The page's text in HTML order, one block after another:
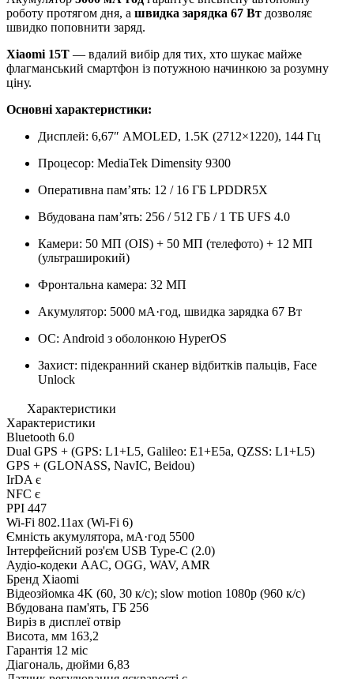
роботу протягом дня, а швидка зарядка 67 Вт дозволяє
швидко поповнити заряд.
Xiaomi 15T — вдалий вибір для тих, хто шукає майже
флагманський смартфон із потужною начинкою за розумну
ціну.
Основні характеристики:
Дисплей: 6,67″ AMOLED, 1.5K (2712×1220), 144 Гц
Процесор: MediaTek Dimensity 9300
Оперативна пам’ять: 12 / 16 ГБ LPDDR5X
Вбудована пам’ять: 256 / 512 ГБ / 1 ТБ UFS 4.0
Камери: 50 МП (OIS) + 50 МП (телефото) + 12 МП
(ультраширокий)
Фронтальна камера: 32 МП
Акумулятор: 5000 мА·год, швидка зарядка 67 Вт
ОС: Android з оболонкою HyperOS
Захист: підекранний сканер відбитків пальців, Face
Unlock
Характеристики
Характеристики
Bluetooth 6.0
Dual GPS + (GPS: L1+L5, Galileo: E1+E5a, QZSS: L1+L5)
GPS + (GLONASS, NavIC, Beidou)
IrDA є
NFC є
PPI 447
Wi-Fi 802.11ax (Wi-Fi 6)
Ємність акумулятора, мА·год 5500
Інтерфейсний роз'єм USB Type-C (2.0)
Аудіо-кодеки AAC, OGG, WAV, AMR
Бренд Xiaomi
Відеозйомка 4K (60, 30 к/с); slow motion 1080p (960 к/с)
Вбудована пам'ять, ГБ 256
Виріз в дисплеї отвір
Висота, мм 163,2
Гарантія 12 міс
Діагональ, дюйми 6,83